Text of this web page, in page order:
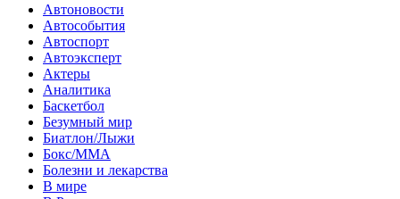
Автоновости
Автособытия
Автоспорт
Автоэксперт
Актеры
Аналитика
Баскетбол
Безумный мир
Биатлон/Лыжи
Бокс/MMA
Болезни и лекарства
В мире